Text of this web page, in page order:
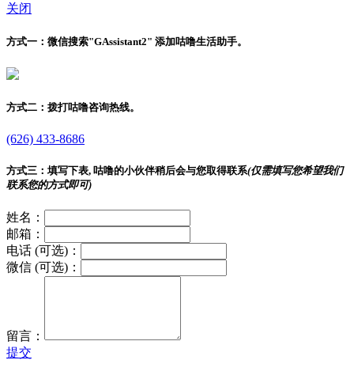
关闭
方式一： 微信搜索"GAssistant2" 添加咕噜生活助手。
方式二： 拨打咕噜咨询热线。
(626) 433-8686
方式三： 填写下表, 咕噜的小伙伴稍后会与您取得联系(仅需填写您希望我们
联系您的方式即可)
姓名：
邮箱：
电话 (可选)：
微信 (可选)：
留言：
提交